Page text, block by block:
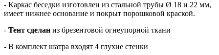
- Каркас беседки изготовлен из стальной трубы Ø 18 и 22 мм,
имеет нижнее основание и покрыт порошковой краской.
- Тент сделан из брезентовой огнеупорной ткани
- В комплект шатра входят 4 глухие стенки